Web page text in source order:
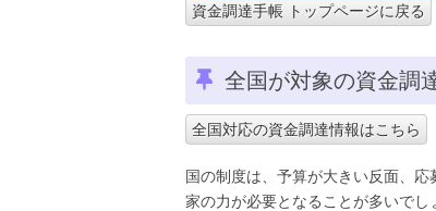
資金調達手帳 トップページに戻る
全国が対象の資金調
全国対応の資金調達情報はこちら
国の制度は、予算が大きい反面、
家の力が必要となることが多いでし